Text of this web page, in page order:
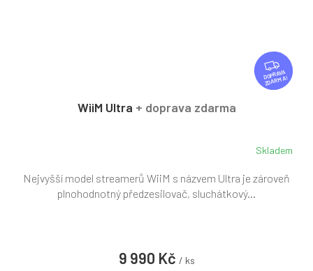
Z
D
A
ZDARMA
WiiM Ultra + doprava zdarma
Skladem
9 990 Kč / ks
Nejvyšší model streamerů WiiM s názvem Ultra je zároveň
plnohodnotný předzesilovač, sluchátkový...